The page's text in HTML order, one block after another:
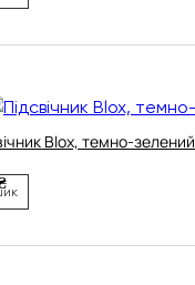
Blox, темно-зелений